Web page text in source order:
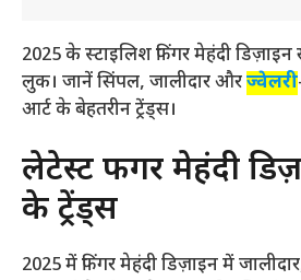
2025 के स्टाइलिश फिंगर मेहंदी
लुक। जानें सिंपल, जालीदार औरज्वेलरी
आर्ट के बेहतरीन ट्रेंड्स।
लेटेस्ट फिंगर मेहंदी
के ट्रेंड्स
2025 में फिंगर मेहंदी डिज़ाइन में